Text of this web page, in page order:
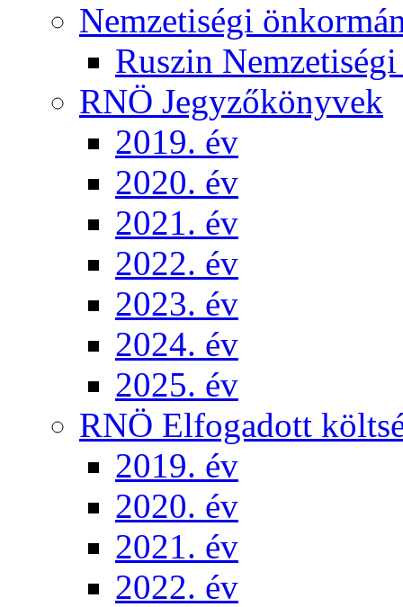
Nemzetiségi
Ruszin
RNÖ Jegyzőkönyvek
2019. év
2020. év
2021. év
2022. év
2023. év
2024. év
2025. év
RNÖ Elfogadott
2019. év
2020. év
2021. év
2022. év